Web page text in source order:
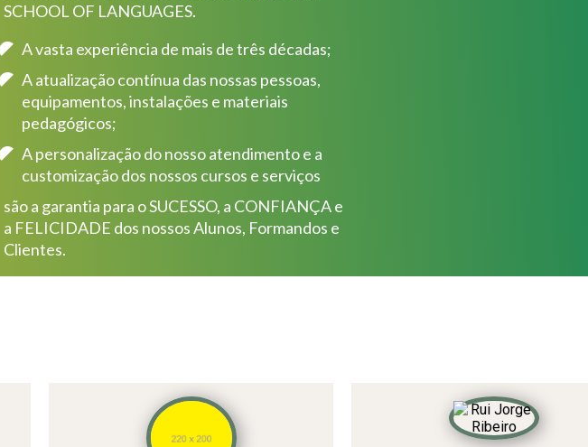
SCHOOL OF LANGUAGES.
A vasta experiência de mais de três décadas;
A atualização contínua das nossas pessoas,
equipamentos, instalações e materiais
pedagógicos;
A personalização do nosso atendimento e a
customização dos nossos cursos e serviços
são a garantia para o SUCESSO, a CONFIANÇA e
a FELICIDADE dos nossos Alunos, Formandos e
Clientes.